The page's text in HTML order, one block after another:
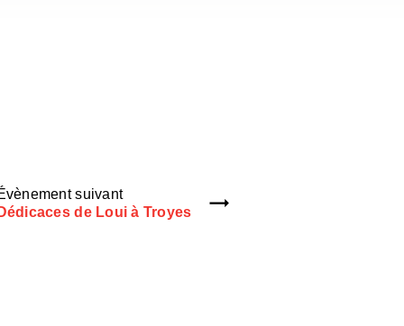
suivant
de Loui à Troyes